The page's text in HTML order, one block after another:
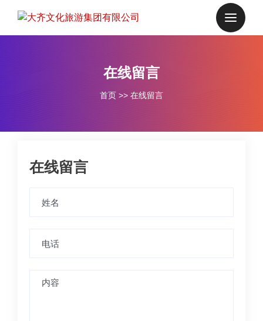
在线留言
首页 >> 在线留言
在线留言